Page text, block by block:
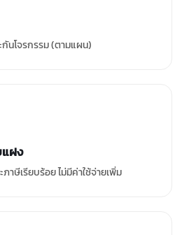
กันโจรกรรม (ตามแผน)
ฝง
ษีเรียบร้อย ไม่มีค่าใช้จ่ายเพิ่ม